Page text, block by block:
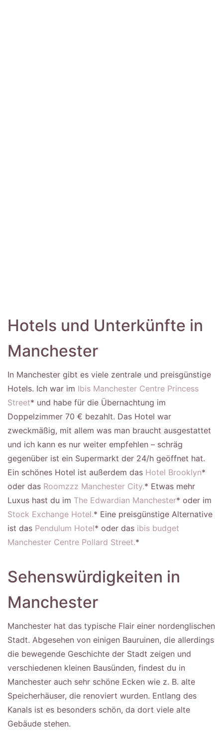
Hotels und Unterkünfte in
Manchester
In Manchester gibt es viele zentrale und preisgünstige
Hotels. Ich war im Ibis Manchester Centre Princess
Street* und habe für die Übernachtung im
Doppelzimmer 70 € bezahlt. Das Hotel war
zweckmäßig, mit allem was man braucht ausgestattet
und ich kann es nur weiter empfehlen – schräg
gegenüber ist ein Supermarkt der 24/h geöffnet hat.
Ein schönes Hotel ist außerdem das Hotel Brooklyn*
oder das Roomzzz Manchester City.* Etwas mehr
Luxus hast du im The Edwardian Manchester* oder im
Stock Exchange Hotel.* Eine preisgünstige Alternative
ist das Pendulum Hotel* oder das ibis budget
Manchester Centre Pollard Street.*
Sehenswürdigkeiten in
Manchester
Manchester hat das typische Flair einer nordenglischen
Stadt. Abgesehen von einigen Bauruinen, die allerdings
die bewegende Geschichte der Stadt zeigen und
verschiedenen kleinen Bausünden, findest du in
Manchester auch sehr schöne Ecken wie z. B. alte
Speicherhäuser, die renoviert wurden. Entlang des
Kanals ist es besonders schön, da dort viele alte
Gebäude stehen.